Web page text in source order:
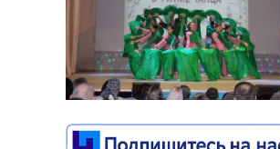
В Колпино
уличные гонки с